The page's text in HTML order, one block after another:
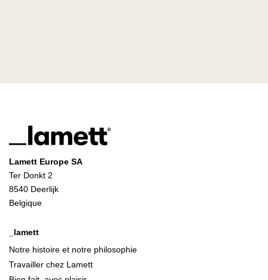
Lamett Europe SA
Ter Donkt 2
8540 Deerlijk
Belgique
_lamett
Notre histoire et notre philosophie
Travailler chez Lamett